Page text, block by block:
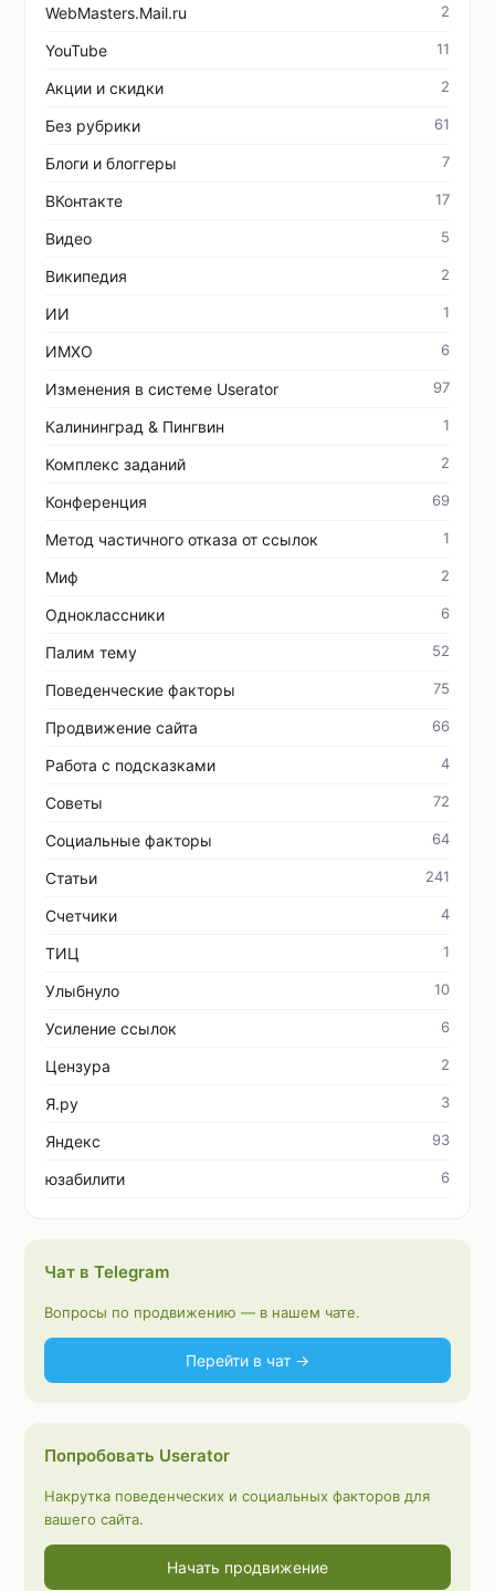
WebMasters.Mail.ru 2
YouTube 11
Акции и скидки 2
Без рубрики 61
Блоги и блоггеры 7
ВКонтакте 17
Видео 5
Википедия 2
ИИ 1
ИМХО 6
Изменения в системе Userator 97
Калининград & Пингвин 1
Комплекс заданий 2
Конференция 69
Метод частичного отказа от ссылок 1
Миф 2
Одноклассники 6
Палим тему 52
Поведенческие факторы 75
Продвижение сайта 66
Работа с подсказками 4
Советы 72
Социальные факторы 64
Статьи 241
Счетчики 4
ТИЦ 1
Улыбнуло 10
Усиление ссылок 6
Цензура 2
Я.ру 3
Яндекс 93
юзабилити 6
Чат в Telegram
Вопросы по продвижению — в нашем чате.
Перейти в чат →
Попробовать Userator
Накрутка поведенческих и социальных факторов для
вашего сайта.
Начать продвижение